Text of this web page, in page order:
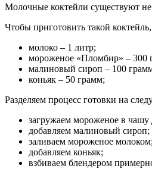
Молочные коктейли существуют не
Чтобы приготовить такой
молоко – 1 литр;
мороженое «Пломбир» – 300
малиновый сироп – 100
коньяк – 50 грамм;
Разделяем процесс готовки на
загружаем мороженое в чашу
добавляем малиновый сироп;
заливаем мороженое молоком;
добавляем коньяк;
взбиваем блендером